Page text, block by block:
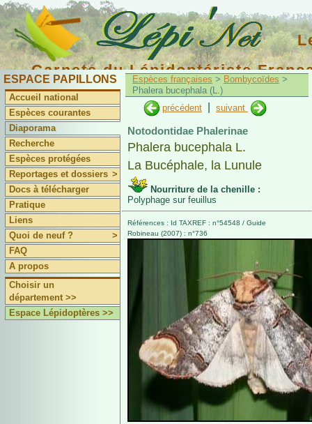
Carnets du Lépidoptériste
ESPACE PAPILLONS
Accueil national
Espèces courantes
Diaporama
Recherche
Espèces protégées
Reportages et dossiers >
Docs à télécharger
Pratique
Liens
Quoi de neuf ?
>
FAQ
A propos
Choisir un
département >>
Espace Lépidoptères >>
Espèces françaises > Bombycoïdes >
Phalera bucephala (L.)
précédent
suivant
Notodontidae Phalerinae
Phalera bucephala L.
La Bucéphale, la Lunule
Nourriture de la chenille :
Polyphage sur feuillus
Références : Id TAXREF : n°54548 / Guide
Robineau (2007) : n°736